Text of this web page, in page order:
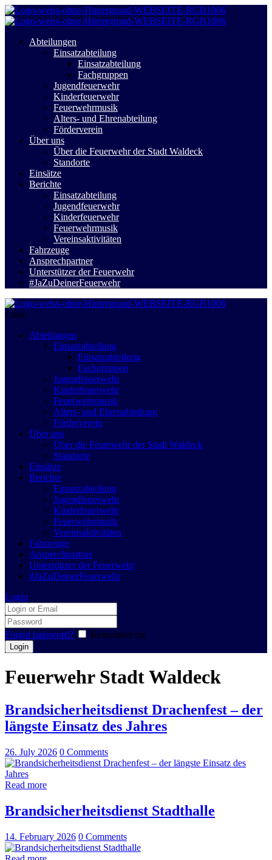
Abteilungen
Einsatzabteilung
Einsatzabteilung
Fachgruppen
Jugendfeuerwehr
Kinderfeuerwehr
Feuerwehrmusik
Alters- und Ehrenabteilung
Förderverein
Über uns
Über die Feuerwehr der Stadt Waldeck
Standorte
Einsätze
Berichte
Einsatzabteilung
Jugendfeuerwehr
Kinderfeuerwehr
Feuerwehrmusik
Vereinsaktivitäten
Fahrzeuge
Ansprechpartner
Unterstützer der Feuerwehr
#JaZuDeinerFeuerwehr
Close
Abteilungen
Einsatzabteilung
Einsatzabteilung
Fachgruppen
Jugendfeuerwehr
Kinderfeuerwehr
Feuerwehrmusik
Alters- und Ehrenabteilung
Förderverein
Über uns
Über die Feuerwehr der Stadt Waldeck
Standorte
Einsätze
Berichte
Einsatzabteilung
Jugendfeuerwehr
Kinderfeuerwehr
Feuerwehrmusik
Vereinsaktivitäten
Fahrzeuge
Ansprechpartner
Unterstützer der Feuerwehr
#JaZuDeinerFeuerwehr
Login
Forgot password? Remember me
Feuerwehr Stadt Waldeck
Brandsicherheitsdienst Drachenfest – der
längste Einsatz des Jahres
26. July 2026 0 Comments
Read more
Brandsicherheitsdienst Stadthalle
14. February 2026 0 Comments